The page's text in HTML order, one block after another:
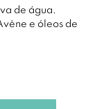
de água.
e óleos de